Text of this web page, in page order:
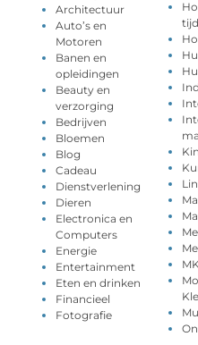
Architectuur
Auto’s en
Motoren
Banen en
opleidingen
Beauty en
verzorging
Bedrijven
Bloemen
Blog
Cadeau
Dienstverlening
Dieren
Electronica en
Computers
Energie
Entertainment
Eten en drinken
Financieel
Fotografie
tijd